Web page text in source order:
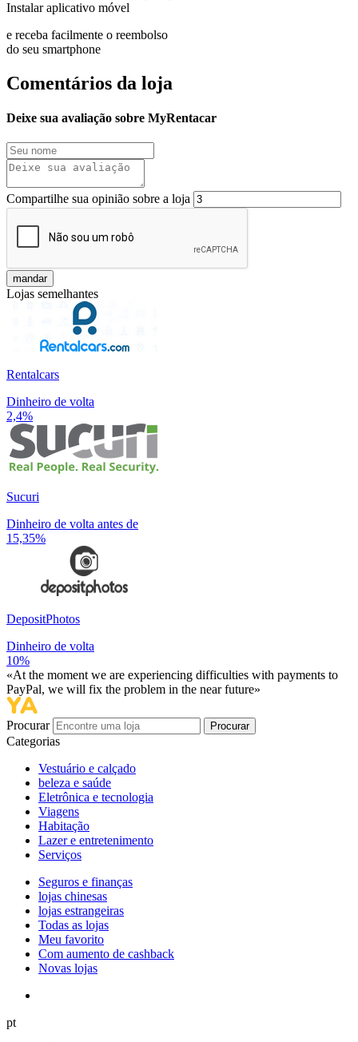
Instalar aplicativo móvel
e receba facilmente o reembolso
do seu smartphone
Comentários da loja
Deixe sua avaliação sobre MyRentacar
Compartilhe sua opinião sobre a loja
mandar
Lojas semelhantes
Rentalcars
Dinheiro de volta
2,4%
Sucuri
Dinheiro de volta antes de
15,35%
DepositPhotos
Dinheiro de volta
10%
«At the moment we are experiencing difficulties with payments to
PayPal, we will fix the problem in the near future»
Procurar Procurar
Categorias
Vestuário e calçado
beleza e saúde
Eletrônica e tecnologia
Viagens
Habitação
Lazer e entretenimento
Serviços
Seguros e finanças
lojas chinesas
lojas estrangeiras
Todas as lojas
Meu favorito
Com aumento de cashback
Novas lojas
pt